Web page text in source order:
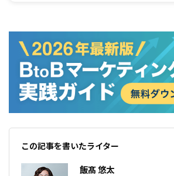
この記事を書いたライター
飯髙 悠太